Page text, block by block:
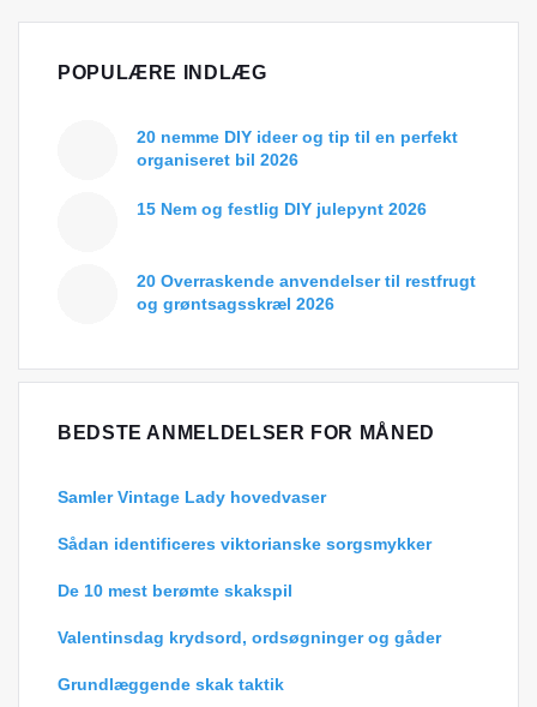
POPULÆRE INDLÆG
20 nemme DIY ideer og tip til en perfekt
organiseret bil 2026
15 Nem og festlig DIY julepynt 2026
20 Overraskende anvendelser til restfrugt
og grøntsagsskræl 2026
BEDSTE ANMELDELSER FOR MÅNED
Samler Vintage Lady hovedvaser
Sådan identificeres viktorianske sorgsmykker
De 10 mest berømte skakspil
Valentinsdag krydsord, ordsøgninger og gåder
Grundlæggende skak taktik